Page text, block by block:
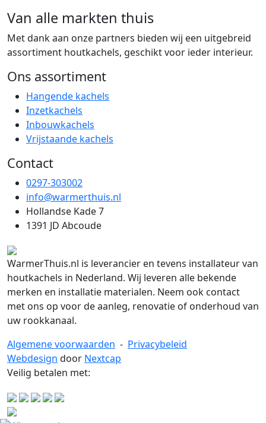
Van alle markten thuis
Met dank aan onze partners bieden wij een uitgebreid
assortiment houtkachels, geschikt voor ieder interieur.
Ons assortiment
Hangende kachels
Inzetkachels
Inbouwkachels
Vrijstaande kachels
Contact
0297-303002
info@warmerthuis.nl
Hollandse Kade 7
1391 JD Abcoude
WarmerThuis.nl is leverancier en tevens installateur van
houtkachels in Nederland. Wij leveren alle bekende
merken en installatie materialen. Neem ook contact
met ons op voor de aanleg, renovatie of onderhoud van
uw rookkanaal.
Algemene voorwaarden - Privacybeleid
Webdesign door Nextcap
Veilig betalen met: